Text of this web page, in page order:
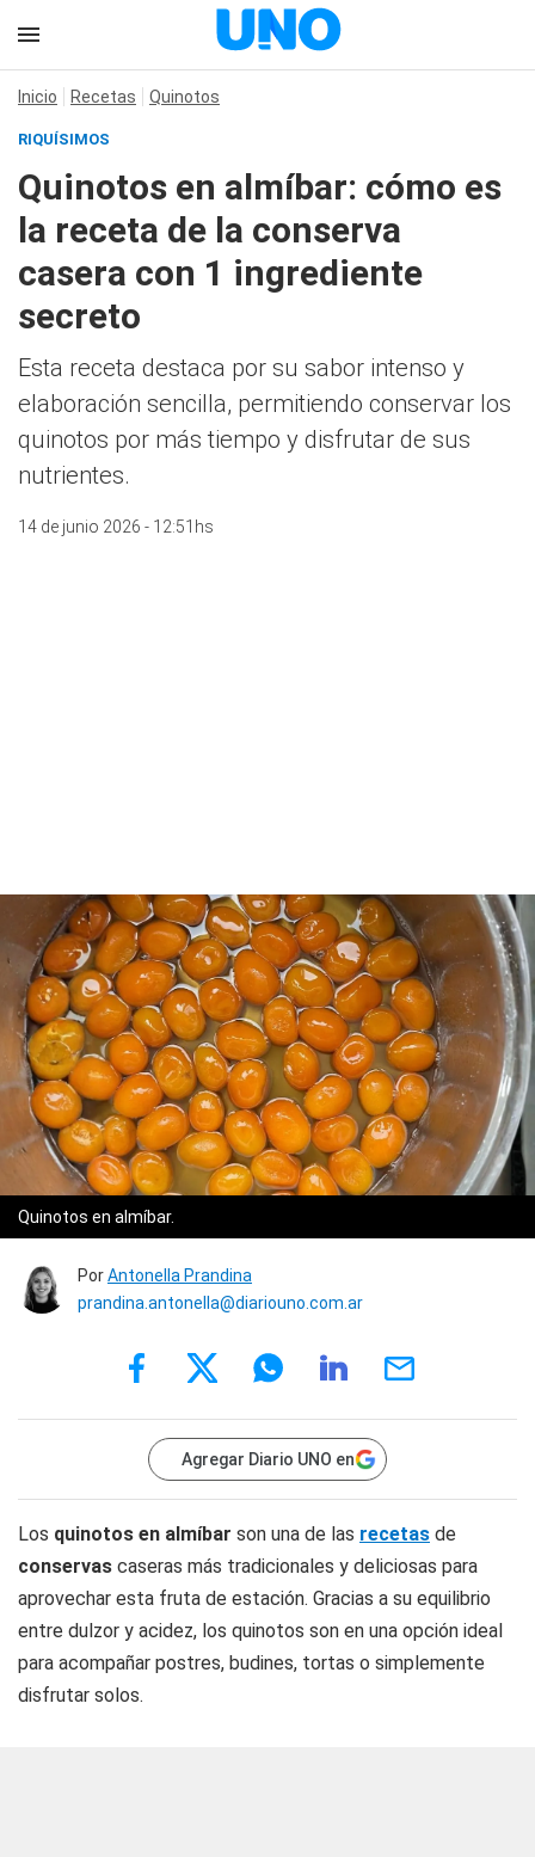
Inicio Recetas Quinotos
RIQUÍSIMOS
Quinotos en almíbar: cómo es
la receta de la conserva
casera con 1 ingrediente
secreto
Esta receta destaca por su sabor intenso y
elaboración sencilla, permitiendo conservar los
quinotos por más tiempo y disfrutar de sus
nutrientes.
14 de junio 2026 - 12:51hs
Quinotos en almíbar.
PorAntonella Prandina
prandina.antonella@diariouno.com.ar
Agregar Diario UNO en
Los quinotos en almíbar son una de las recetas de
conservas caseras más tradicionales y deliciosas para
aprovechar esta fruta de estación. Gracias a su equilibrio
entre dulzor y acidez, los quinotos son en una opción ideal
para acompañar postres, budines, tortas o simplemente
disfrutar solos.